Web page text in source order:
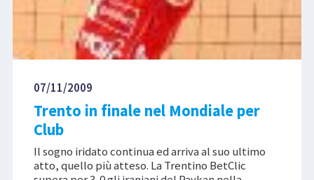
07/11/2009
Trento in finale nel Mondiale per
Club
Il sogno iridato continua ed arriva al suo ultimo
atto, quello più atteso. La Trentino BetClic